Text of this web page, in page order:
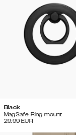
Black
MagSafe Ring mount
29.99 EUR